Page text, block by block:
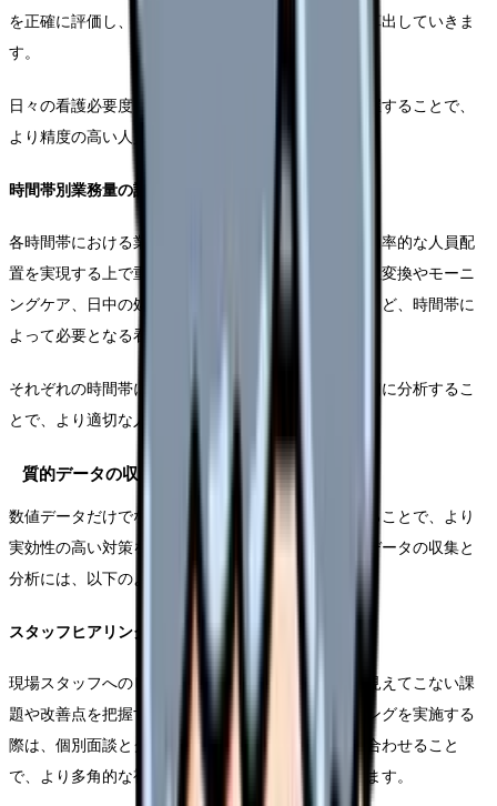
を正確に評価し、それに基づいて必要な看護師数を算出していきま
す。
日々の看護必要度を継続的に測定し、その変動を把握することで、
より精度の高い人員配置が可能となります。
時間帯別業務量の詳細分析
各時間帯における業務量を正確に把握することは、効率的な人員配
置を実現する上で重要な要素となります。早朝の体位変換やモーニ
ングケア、日中の処置や検査介助、夜間の急変対応など、時間帯に
よって必要となる看護業務は大きく異なります。
それぞれの時間帯における業務内容と所要時間を詳細に分析するこ
とで、より適切な人員配置が可能となります。
質的データの収集と分析手法
数値データだけでなく、現場の声を丁寧に拾い上げることで、より
実効性の高い対策を立案することができます。質的データの収集と
分析には、以下のような手法が効果的です。
スタッフヒアリングの実施方法
現場スタッフへのヒアリングは、数値データからは見えてこない課
題や改善点を把握する上で非常に重要です。ヒアリングを実施する
際は、個別面談とグループディスカッションを組み合わせること
で、より多角的な視点からの意見収集が可能となります。